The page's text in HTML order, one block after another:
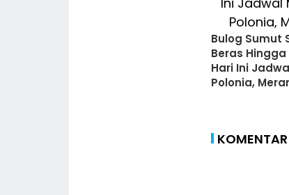
Bulog Sumut
Beras Hingga
Hari Ini
Polonia,
KOMENTAR